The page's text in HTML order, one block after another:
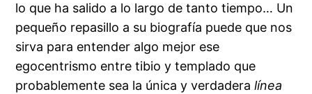
lo que ha salido a lo largo de tanto tiempo… Un
pequeño repasillo a su biografía puede que nos
sirva para entender algo mejor ese
egocentrismo entre tibio y templado que
probablemente sea la única y verdaderalínea